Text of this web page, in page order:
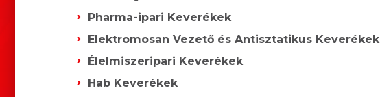
Pharma-ipari Keverékek
Elektromosan Vezető és Antisztatikus Keverékek
Élelmiszeripari Keverékek
Hab Keverékek